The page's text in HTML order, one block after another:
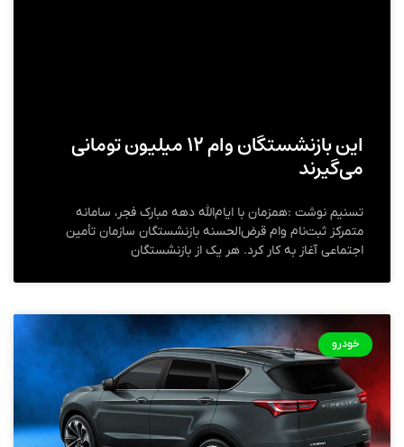
این بازنشستگان وام ۱۲ میلیون تومانی
می‌گیرند
تسنیم نوشت :همزمان با ایام‌الله دهه مبارک فجر، سامانه
متمرکز ثبت‌نام وام قرض‌الحسنه بازنشستگان سازمان تأمین‌
اجتماعی آغاز به کار کرد. هر یک از بازنشستگان
خودرو